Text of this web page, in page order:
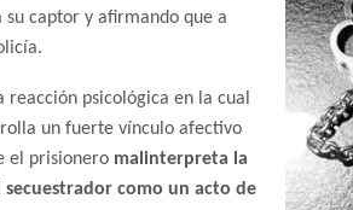
captor y afirmando que a
reacción psicológica en la cual
un fuerte vínculo afectivo
el prisionero malinterpreta la
como un acto de